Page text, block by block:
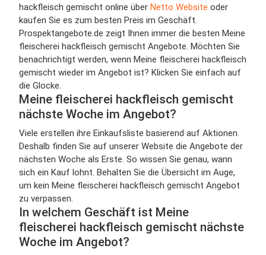
hackfleisch gemischt online über Netto Website oder
kaufen Sie es zum besten Preis im Geschäft.
Prospektangebote.de zeigt Ihnen immer die besten Meine
fleischerei hackfleisch gemischt Angebote. Möchten Sie
benachrichtigt werden, wenn Meine fleischerei hackfleisch
gemischt wieder im Angebot ist? Klicken Sie einfach auf
die Glocke.
Meine fleischerei hackfleisch gemischt
nächste Woche im Angebot?
Viele erstellen ihre Einkaufsliste basierend auf Aktionen.
Deshalb finden Sie auf unserer Website die Angebote der
nächsten Woche als Erste. So wissen Sie genau, wann
sich ein Kauf lohnt. Behalten Sie die Übersicht im Auge,
um kein Meine fleischerei hackfleisch gemischt Angebot
zu verpassen.
In welchem Geschäft ist Meine
fleischerei hackfleisch gemischt nächste
Woche im Angebot?